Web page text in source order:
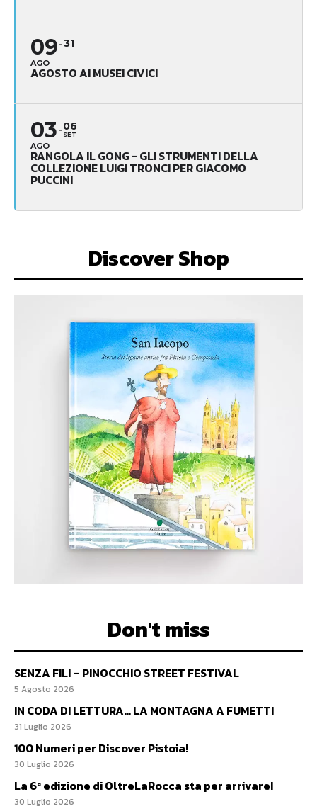
09
AGO
31
AGOSTO AI MUSEI CIVICI
03
AGO
06
SET
RANGOLA IL GONG - GLI STRUMENTI DELLA
COLLEZIONE LUIGI TRONCI PER GIACOMO
PUCCINI
Discover Shop
Don't miss
SENZA FILI – PINOCCHIO STREET FESTIVAL
5 Agosto 2026
IN CODA DI LETTURA… LA MONTAGNA A FUMETTI
31 Luglio 2026
100 Numeri per Discover Pistoia!
30 Luglio 2026
La 6ª edizione di OltreLaRocca sta per arrivare!
30 Luglio 2026